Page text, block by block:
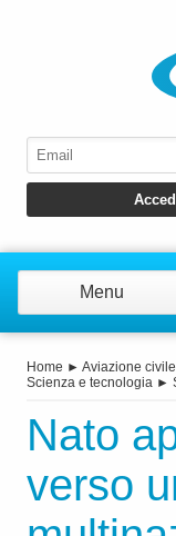
Menu
Home ► Aviazione civile
Scienza e tecnologia ►
Nato
verso